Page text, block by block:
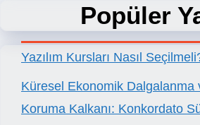
Popüler
Yazılım Kursları Nasıl
Küresel Ekonomik Dalgalanma
Koruma Kalkanı: Konkordato